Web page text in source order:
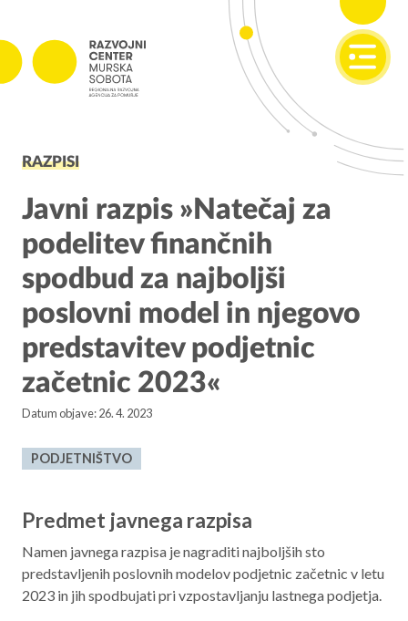
Projekti v izvajanju
Zaključeni projekti
PODJETNIŠTVO
SPOT
Invest Pomurje
PONI
REGIONALNI RAZVOJ
Obmejna problemska območja
O NAS
NAŠE STORITVE
RAZPISI
Javni razpis »Natečaj za
podelitev finančnih
spodbud za najboljši
poslovni model in njegovo
predstavitev podjetnic
začetnic 2023«
Datum objave: 26. 4. 2023
PODJETNIŠTVO
Predmet javnega razpisa
Namen javnega razpisa je nagraditi najboljših sto
predstavljenih poslovnih modelov podjetnic začetnic v letu
2023 in jih spodbujati pri vzpostavljanju lastnega podjetja.